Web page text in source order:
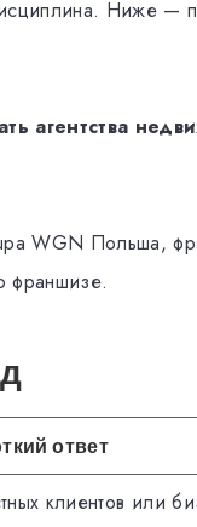
Ниже —
агентства
WGN Польша,
франшизе.
ответ
клиентов или